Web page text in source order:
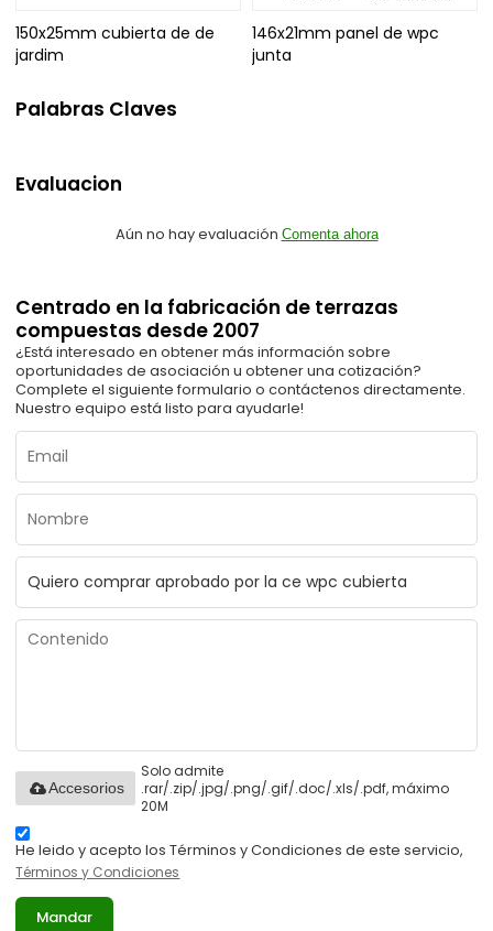
150x25mm cubierta de de
jardim
146x21mm panel de wpc
junta
Palabras Claves
Evaluacion
Aún no hay evaluación Comenta ahora
Centrado en la fabricación de terrazas
compuestas desde 2007
¿Está interesado en obtener más información sobre
oportunidades de asociación u obtener una cotización?
Complete el siguiente formulario o contáctenos directamente.
Nuestro equipo está listo para ayudarle!
Solo admite
.rar/.zip/.jpg/.png/.gif/.doc/.xls/.pdf, máximo
20M
Accesorios
He leido y acepto los Términos y Condiciones de este servicio,
Términos y Condiciones
Mandar